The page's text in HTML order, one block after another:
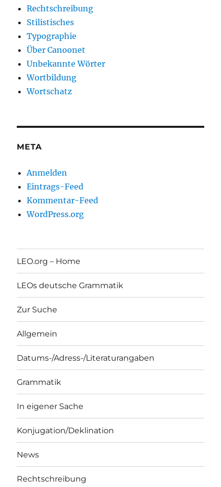
Rechtschreibung
Stilistisches
Typographie
Über Canoonet
Unbekannte Wörter
Wortbildung
Wortschatz
META
Anmelden
Eintrags-Feed
Kommentar-Feed
WordPress.org
LEO.org – Home
LEOs deutsche Grammatik
Zur Suche
Allgemein
Datums-/Adress-/Literaturangaben
Grammatik
In eigener Sache
Konjugation/Deklination
News
Rechtschreibung